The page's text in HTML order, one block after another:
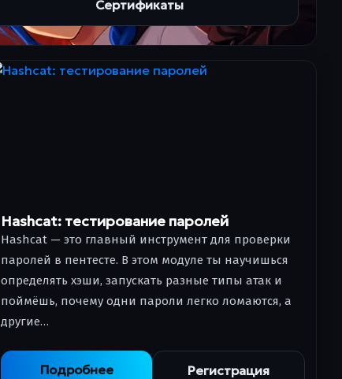
Сертификаты
Hashcat: тестирование паролей
Hashcat — это главный инструмент для проверки
паролей в пентесте. В этом модуле ты научишься
определять хэши, запускать разные типы атак и
поймёшь, почему одни пароли легко ломаются, а
другие…
Подробнее Регистрация